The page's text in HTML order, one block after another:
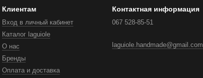
Клиентам
Вход в личный кабинет
Каталог laguiole
О нас
Бренды
Оплата и доставка
Контактная информация
067 528-85-51
laguiole.handmade@gmail.com